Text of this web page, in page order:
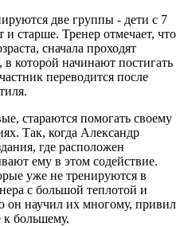
две группы - дети с 7
старше. Тренер отмечает, что
сначала проходят
которой начинают постигать
переводится после
стараются помогать своему
Так, когда Александр
где расположен
ему в этом содействие.
уже не тренируются в
с большой теплотой и
он научил их многому, привил
к большему.